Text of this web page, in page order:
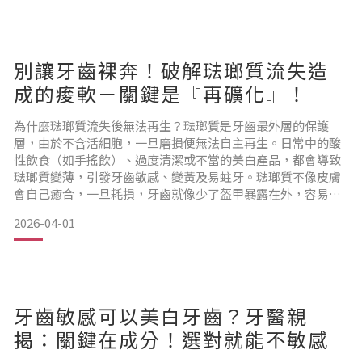
別讓牙齒裸奔！破解琺瑯質流失造
成的痠軟－關鍵是『再礦化』！
為什麼琺瑯質流失後無法再生？琺瑯質是牙齒最外層的保護
層，由於不含活細胞，一旦磨損便無法自主再生。日常中的酸
性飲食（如手搖飲）、過度清潔或不當的美白產品，都會導致
琺瑯質變薄，引發牙齒敏感、變黃及易蛀牙。琺瑯質不像皮膚
會自己癒合，一旦耗損，牙齒就像少了盔甲暴露在外，容易敏
你是否了解「牙齒再礦化」這件事。 什麼是「牙齒再礦化」？
雖然琺瑯質不可再生，但可透過再礦化（Remineralization）
2026-04-01
牙齒敏感可以美白牙齒？牙醫親
揭：關鍵在成分！選對就能不敏感